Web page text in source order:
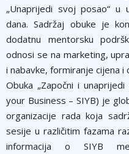
„Unaprijedi svoj posao“ u
dana. Sadržaj obuke je
dodatnu mentorsku
odnosi se na marketing,
i nabavke, formiranje cijena i
Obuka „Započni i
your Business – SIYB) je
organizacije rada koja
sesije u različitim fazama
informacija o SIYB